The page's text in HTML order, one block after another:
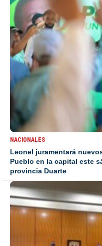
NACIONALES
Leonel juramentará
Pueblo en la capital este
provincia Duarte